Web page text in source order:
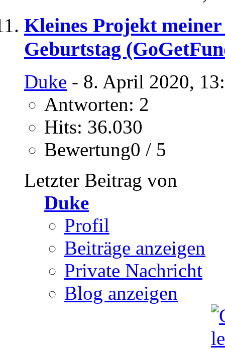
Kleines Projekt
Geburtstag
Duke - 8. April 2020,
Antworten: 2
Hits: 36.030
Bewertung0 / 5
Letzter Beitrag von
Duke
Profil
Beiträge anzeigen
Private Nachricht
Blog anzeigen